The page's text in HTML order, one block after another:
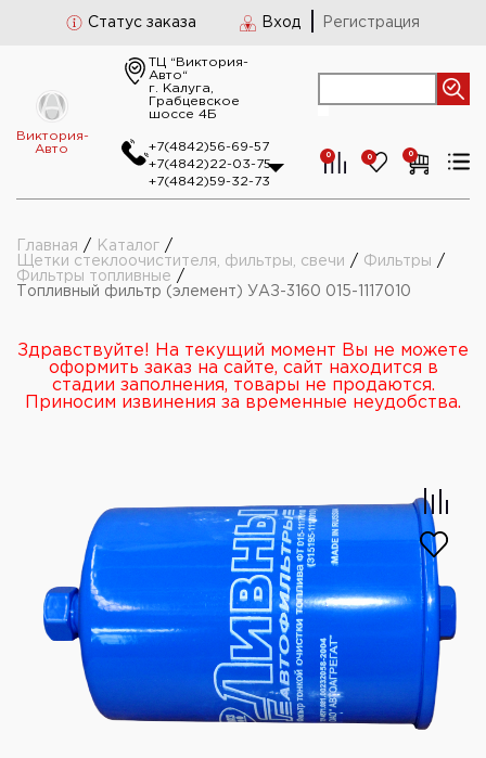
Статус заказа Вход Регистрация
Виктория-
Авто
ТЦ “Виктория-
Авто“
г. Калуга,
Грабцевское
шоссе 4Б
+7(4842)56-69-57
+7(4842)22-03-75
+7(4842)59-32-73
0 0 0
Главная / Каталог /
Щетки стеклоочистителя, фильтры, свечи / Фильтры /
Фильтры топливные /
Топливный фильтр (элемент) УАЗ-3160 015-1117010
Здравствуйте! На текущий момент Вы не можете
оформить заказ на сайте, сайт находится в
стадии заполнения, товары не продаются.
Приносим извинения за временные неудобства.